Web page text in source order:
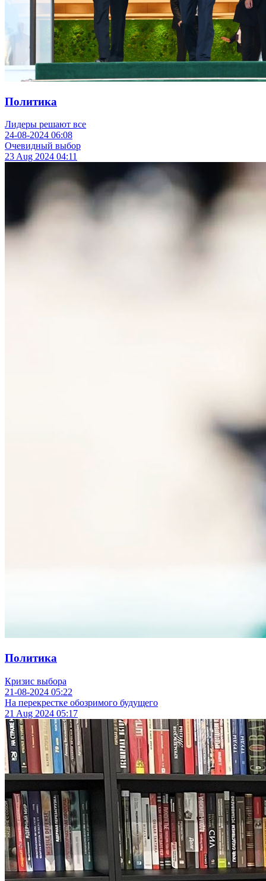
Политика
Лидеры решают все
24-08-2024 06:08
Очевидный выбор
23 Aug 2024 04:11
Политика
Кризис выбора
21-08-2024 05:22
На перекрестке обозримого будущего
21 Aug 2024 05:17